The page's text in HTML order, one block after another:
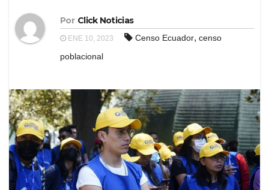
Por Click Noticias
ENE 10, 2023 Censo Ecuador, censo
poblacional